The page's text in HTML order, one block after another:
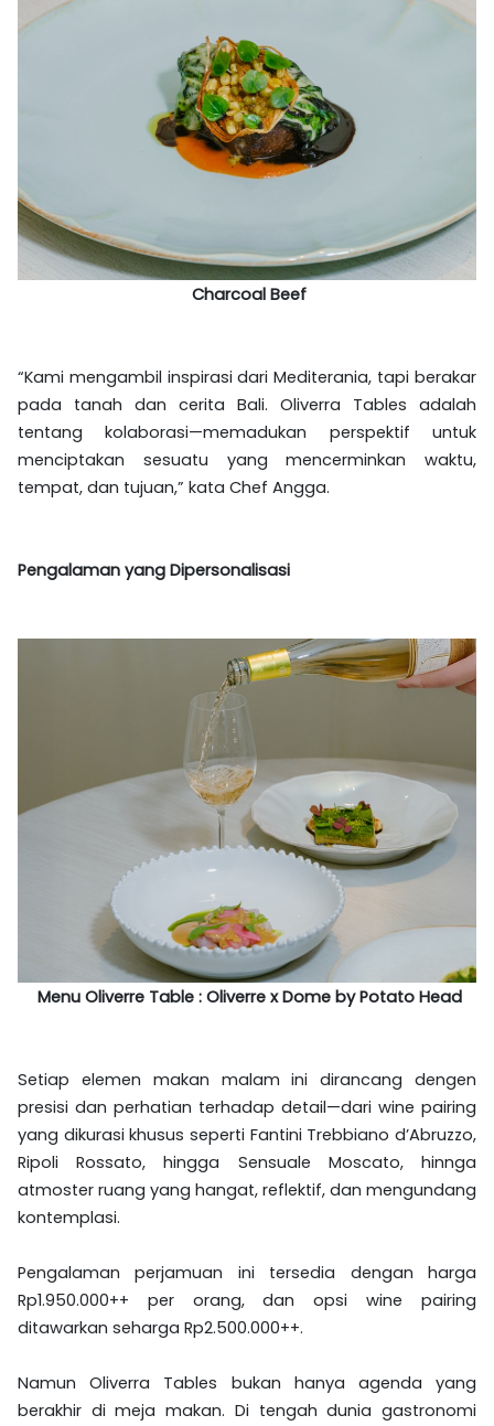
Charcoal Beef
“Kami mengambil inspirasi dari Mediterania, tapi berakar
pada tanah dan cerita Bali. Oliverra Tables adalah
tentang kolaborasi—memadukan perspektif untuk
menciptakan sesuatu yang mencerminkan waktu,
tempat, dan tujuan,” kata Chef Angga.
Pengalaman yang Dipersonalisasi
Menu Oliverre Table : Oliverre x Dome by Potato Head
Setiap elemen makan malam ini dirancang dengen
presisi dan perhatian terhadap detail—dari wine pairing
yang dikurasi khusus seperti Fantini Trebbiano d’Abruzzo,
Ripoli Rossato, hingga Sensuale Moscato, hinnga
atmoster ruang yang hangat, reflektif, dan mengundang
kontemplasi.
Pengalaman perjamuan ini tersedia dengan harga
Rp1.950.000++ per orang, dan opsi wine pairing
ditawarkan seharga Rp2.500.000++.
Namun Oliverra Tables bukan hanya agenda yang
berakhir di meja makan. Di tengah dunia gastronomi